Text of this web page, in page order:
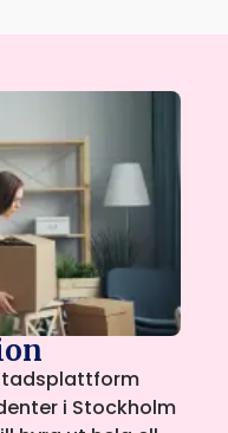
i Stockholm